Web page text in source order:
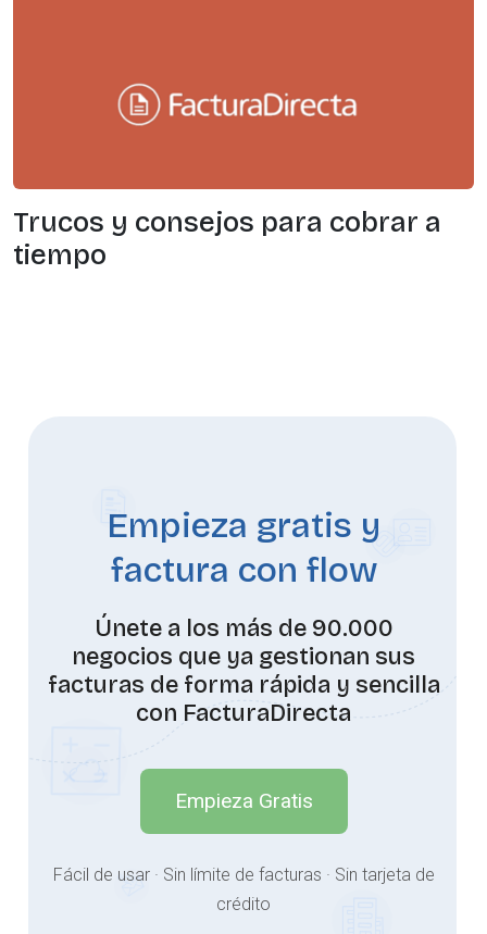
Trucos y consejos para cobrar a
tiempo
Empieza gratis y
factura con flow
Únete a los más de 90.000
negocios que ya gestionan sus
facturas de forma rápida y sencilla
con FacturaDirecta
Empieza Gratis
Fácil de usar · Sin límite de facturas · Sin tarjeta de
crédito